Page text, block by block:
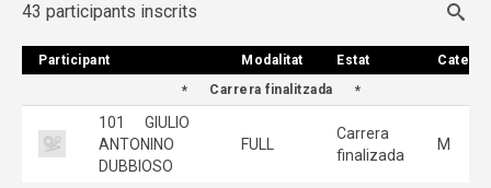
43 participants inscrits
Participant Modalitat Estat
Carrera finalitzada
101
GIULIO
ANTONINO
DUBBIOSO
FULL
Carrera
finalizada
M
Participant Modalitat Estat